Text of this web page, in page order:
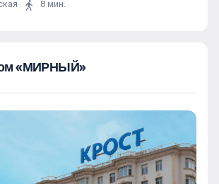
8 мин.
«МИРНЫЙ»